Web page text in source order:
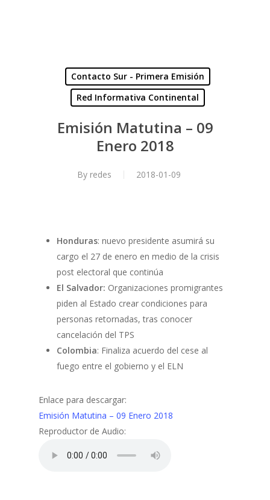
Contacto Sur - Primera Emisión
Red Informativa Continental
Emisión Matutina – 09
Enero 2018
By redes 2018-01-09
Honduras: nuevo presidente asumirá su
cargo el 27 de enero en medio de la crisis
post electoral que continúa
El Salvador: Organizaciones promigrantes
piden al Estado crear condiciones para
personas retornadas, tras conocer
cancelación del TPS
Colombia: Finaliza acuerdo del cese al
fuego entre el gobierno y el ELN
Enlace para descargar:
Emisión Matutina – 09 Enero 2018
Reproductor de Audio: